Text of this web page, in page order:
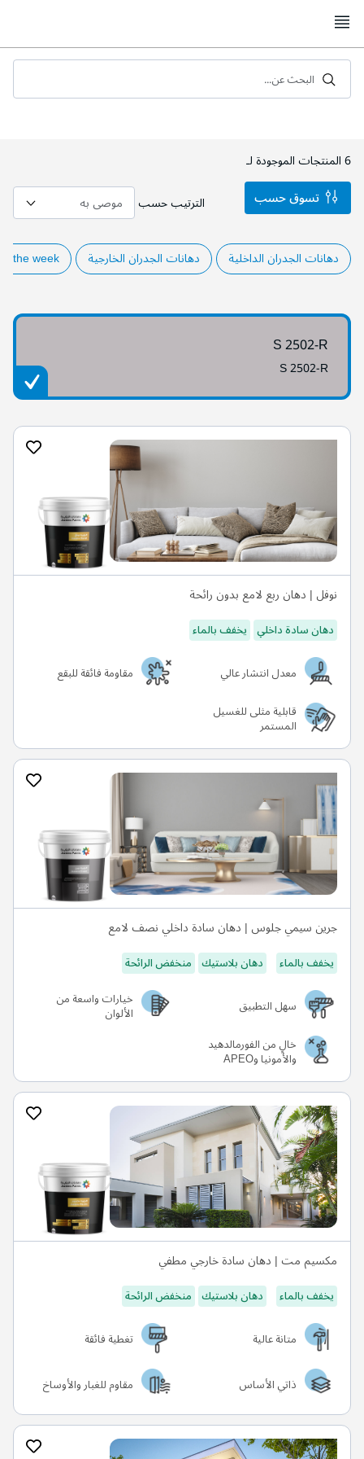
to
البحث عن...
6المنتجات الموجودة لـ
الترتيب حسب
دهانات الجدران الداخلية دهانات الجدران الخارجية the week
S 2502-R
S 2502-R
نوفل | دهان ربع لامع بدون رائحة
دهان سادة داخلي يخفف بالماء
معدل انتشار عالي
مقاومة فائقة للبقع
قابلية مثلى للغسيل
المستمر
جرين سيمي جلوس | دهان سادة داخلي نصف لامع
يخفف بالماء دهان بلاستيك منخفض الرائحة
سهل التطبيق
خيارات واسعة من
الألوان
خالٍ من الفورمالدهيد
والأمونيا وAPEO
مكسيم مت | دهان سادة خارجي مطفي
يخفف بالماء دهان بلاستيك منخفض الرائحة
متانة عالية
تغطية فائقة
ذاتي الأساس
مقاوم للغبار والأوساخ
تسوق حسب